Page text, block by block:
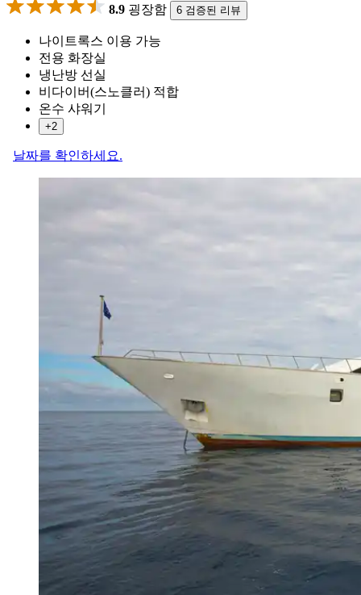
8.9 굉장함 6 검증된 리뷰
나이트록스 이용 가능
전용 화장실
냉난방 선실
비다이버(스노클러) 적합
온수 샤워기
+2
날짜를 확인하세요.